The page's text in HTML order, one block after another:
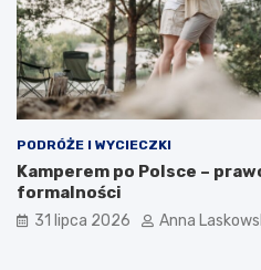
PODRÓŻE I WYCIECZKI
Kamperem po Polsce –
formalności
31 lipca 2026 Anna